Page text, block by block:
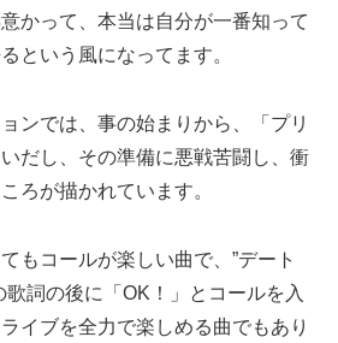
かって、本当は自分が一番知って
という風になってます。
ンでは、事の始まりから、「プリ
だし、その準備に悪戦苦闘し、衝
ろが描かれています。
もコールが楽しい曲で、”デート
歌詞の後に「OK！」とコールを入
イブを全力で楽しめる曲でもあり